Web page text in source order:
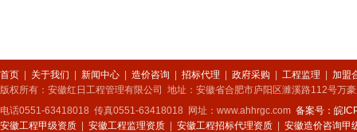
首页 关于我们 新闻中心 造价咨询 招标代理 政府采购 工程监理
加盟
版权所有：安徽红日工程管理有限公司 地址：安徽省合肥市庐阳区濉溪路112号万
电话0551-63418018 传真0551-63418018 网址：www.ahhrgc.com 备案号：皖
安徽工程甲级资质
安徽工程监理资质 安徽工程招标代理资质 安徽造价咨询甲